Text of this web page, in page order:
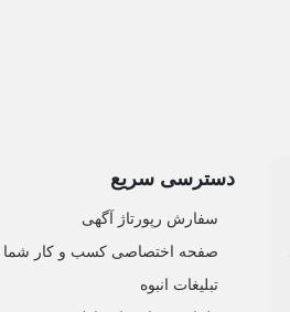
دسترسی سریع
سفارش رپورتاژ آگهی
صفحه اختصاصی کسب و کار شما
تبلیغات انبوه